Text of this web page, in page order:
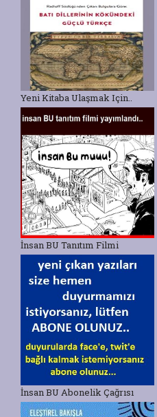
Yeni Kitaba Ulaşmak Için..
İnsan BU Tanıtım Filmi
İnsan BU Abonelik Çağrısı